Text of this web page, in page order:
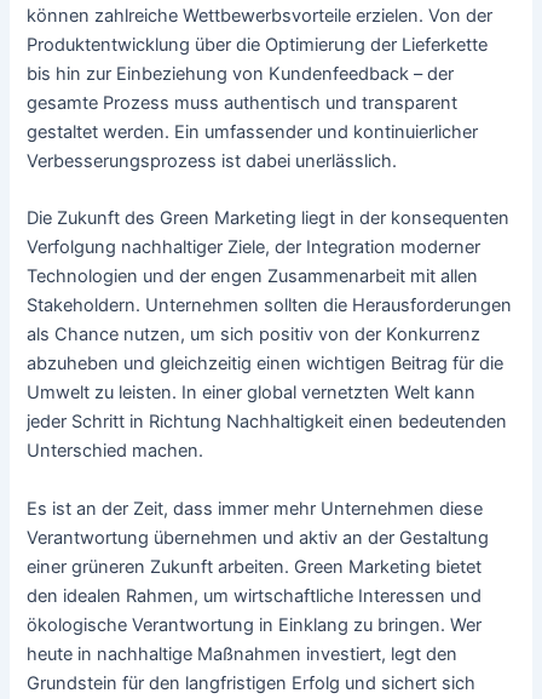
können zahlreiche Wettbewerbsvorteile erzielen. Von der
Produktentwicklung über die Optimierung der Lieferkette
bis hin zur Einbeziehung von Kundenfeedback – der
gesamte Prozess muss authentisch und transparent
gestaltet werden. Ein umfassender und kontinuierlicher
Verbesserungsprozess ist dabei unerlässlich.
Die Zukunft des Green Marketing liegt in der konsequenten
Verfolgung nachhaltiger Ziele, der Integration moderner
Technologien und der engen Zusammenarbeit mit allen
Stakeholdern. Unternehmen sollten die Herausforderungen
als Chance nutzen, um sich positiv von der Konkurrenz
abzuheben und gleichzeitig einen wichtigen Beitrag für die
Umwelt zu leisten. In einer global vernetzten Welt kann
jeder Schritt in Richtung Nachhaltigkeit einen bedeutenden
Unterschied machen.
Es ist an der Zeit, dass immer mehr Unternehmen diese
Verantwortung übernehmen und aktiv an der Gestaltung
einer grüneren Zukunft arbeiten. Green Marketing bietet
den idealen Rahmen, um wirtschaftliche Interessen und
ökologische Verantwortung in Einklang zu bringen. Wer
heute in nachhaltige Maßnahmen investiert, legt den
Grundstein für den langfristigen Erfolg und sichert sich